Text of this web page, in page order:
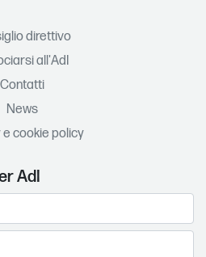
direttivo
all'AdI
Contatti
News
e cookie policy
AdI